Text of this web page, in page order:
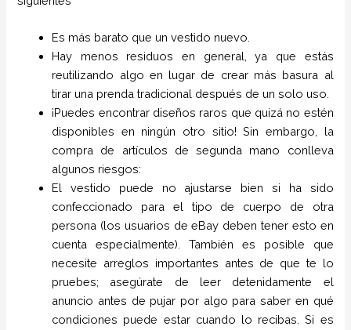
Es más barato que un vestido nuevo.
Hay menos residuos en general, ya que estás
reutilizando algo en lugar de crear más basura al
tirar una prenda tradicional después de un solo uso.
¡Puedes encontrar diseños raros que quizá no estén
disponibles en ningún otro sitio! Sin embargo, la
compra de artículos de segunda mano conlleva
algunos riesgos:
El vestido puede no ajustarse bien si ha sido
confeccionado para el tipo de cuerpo de otra
persona (los usuarios de eBay deben tener esto en
cuenta especialmente). También es posible que
necesite arreglos importantes antes de que te lo
pruebes; asegúrate de leer detenidamente el
anuncio antes de pujar por algo para saber en qué
condiciones puede estar cuando lo recibas. Si es